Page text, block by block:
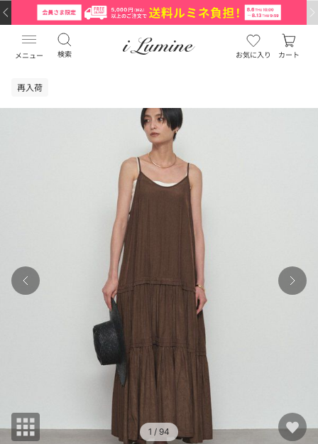
メニュー 検索 お気に入り カート
再入荷
1 / 94